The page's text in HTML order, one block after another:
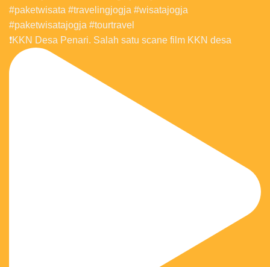
❗️KKN Desa Penari. Salah satu scane film KKN desa